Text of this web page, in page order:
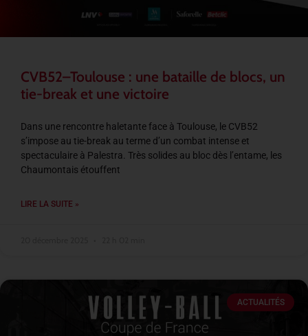
CVB52–Toulouse : une bataille de blocs, un
tie-break et une victoire
Dans une rencontre haletante face à Toulouse, le CVB52
s’impose au tie-break au terme d’un combat intense et
spectaculaire à Palestra. Très solides au bloc dès l’entame, les
Chaumontais étouffent
LIRE LA SUITE »
ACTUALITÉS